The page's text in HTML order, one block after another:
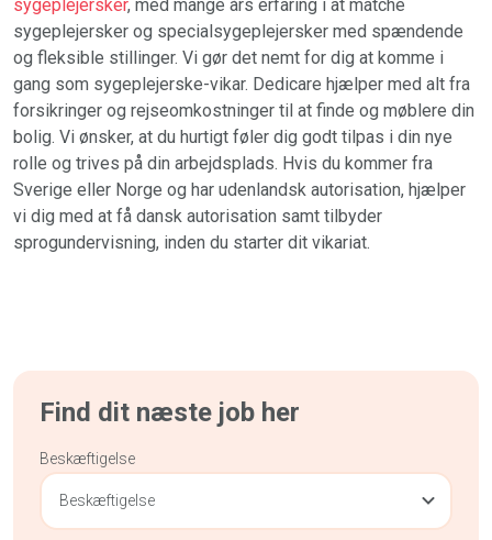
sygeplejersker, med mange års erfaring i at matche
sygeplejersker og specialsygeplejersker med spændende
og fleksible stillinger. Vi gør det nemt for dig at komme i
gang som sygeplejerske-vikar. Dedicare hjælper med alt fra
forsikringer og rejseomkostninger til at finde og møblere din
bolig. Vi ønsker, at du hurtigt føler dig godt tilpas i din nye
rolle og trives på din arbejdsplads. Hvis du kommer fra
Sverige eller Norge og har udenlandsk autorisation, hjælper
vi dig med at få dansk autorisation samt tilbyder
sprogundervisning, inden du starter dit vikariat.
Find dit næste job her
Beskæftigelse
Beskæftigelse